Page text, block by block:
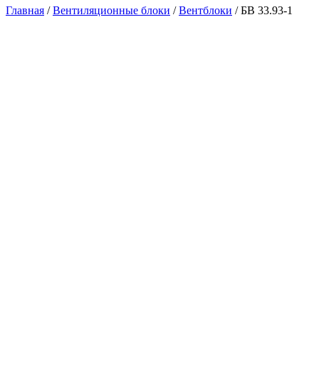
Главная /Вентиляционные блоки /Вентблоки / БВ 33.93-1